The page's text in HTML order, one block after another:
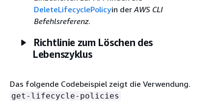
DeleteLifecyclePolicyin derAWS CLI
Befehlsreferenz.
Richtlinie zum Löschen des
Lebenszyklus
Das folgende Codebeispiel zeigt die Verwendung.
get-lifecycle-policies